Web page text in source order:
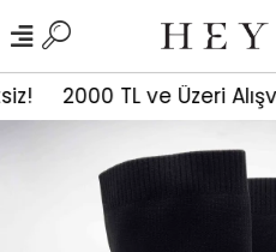
2000 TL ve Üzeri